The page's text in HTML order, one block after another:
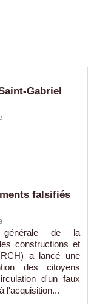
Gabriel
falsifiés
générale de la
constructions et
a lancé une
des citoyens
d'un faux
l'acquisition...